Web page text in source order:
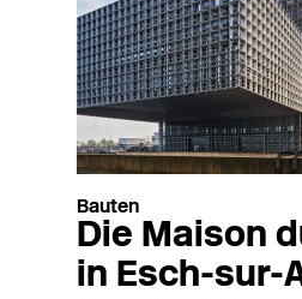
Bauten
Die Maison
in Esch-sur-